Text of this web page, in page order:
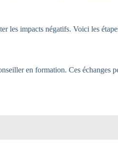
les impacts négatifs. Voici les
en formation. Ces échanges